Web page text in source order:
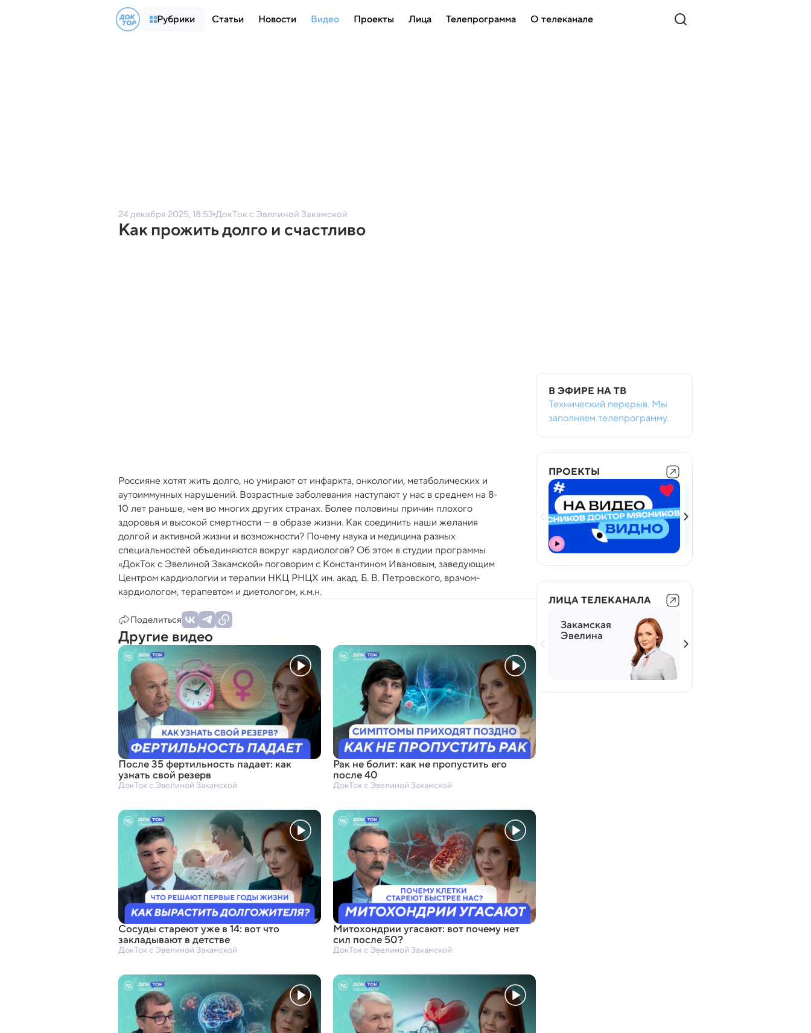
Рубрики Статьи Новости Видео Проекты Лица Телепрограмма О телеканале
24 декабря 2025, 18:53ДокТок с Эвелиной Закамской
Как прожить долго и счастливо
Россияне хотят жить долго, но умирают от инфаркта, онкологии, метаболических и
аутоиммунных нарушений. Возрастные заболевания наступают у нас в среднем на 8-
10 лет раньше, чем во многих других странах. Более половины причин плохого
здоровья и высокой смертности — в образе жизни. Как соединить наши желания
долгой и активной жизни и возможности? Почему наука и медицина разных
специальностей объединяются вокруг кардиологов? Об этом в студии программы
«ДокТок с Эвелиной Закамской» поговорим с Константином Ивановым, заведующим
Центром кардиологии и терапии НКЦ РНЦХ им. акад. Б. В. Петровского, врачом-
кардиологом, терапевтом и диетологом, к.м.н.
Поделиться
Другие видео
После 35 фертильность падает: как
узнать свой резерв
ДокТок с Эвелиной Закамской
Рак не болит: как не пропустить его
после 40
ДокТок с Эвелиной Закамской
Сосуды стареют уже в 14: вот что
закладывают в детстве
ДокТок с Эвелиной Закамской
Митохондрии угасают: вот почему нет
сил после 50?
ДокТок с Эвелиной Закамской
В ЭФИРЕ НА ТВ
Технический перерыв. Мы
заполняем телепрограмму.
ПРОЕКТЫ
ЛИЦА ТЕЛЕКАНАЛА
Закамская
Эвелина